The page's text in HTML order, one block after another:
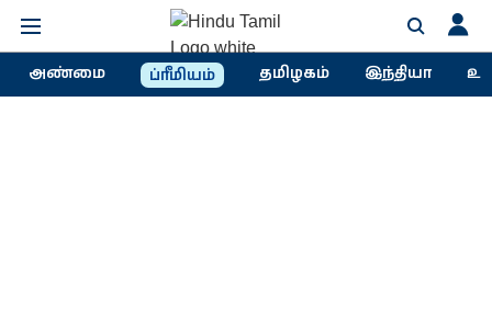
அண்மை ப்ரீமியம் தமிழகம் இந்தியா